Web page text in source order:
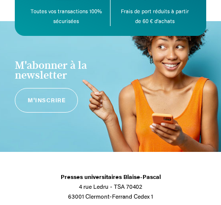
Toutes vos transactions 100%
sécurisées
Frais de port réduits à partir
de 60 € d’achats
M'abonner à la
newsletter
M'INSCRIRE
Presses universitaires Blaise-Pascal
4 rue Ledru - TSA 70402
63001 Clermont-Ferrand Cedex 1